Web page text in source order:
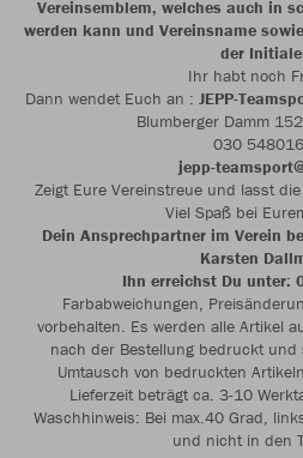
Vereinsemblem, welches auch in
werden kann und Vereinsname
der
Ihr habt noch
Dann wendet Euch an : JEPP-
Blumberger Damm
030
jepp-
Zeigt Eure Vereinstreue und lasst
Viel Spaß bei
Dein Ansprechpartner im Verein
Karsten
Ihn erreichst Du unter:
Farbabweichungen,
vorbehalten. Es werden alle Artikel
nach der Bestellung bedruckt und
Umtausch von bedruckten
Lieferzeit beträgt ca. 3-10
Waschhinweis: Bei max.40 Grad,
und nicht in den